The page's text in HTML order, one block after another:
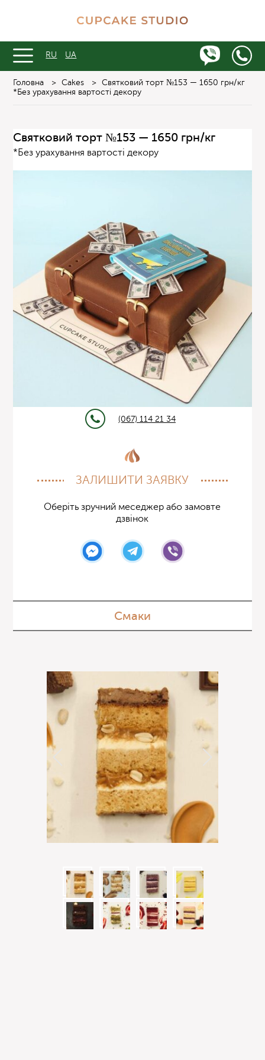
RU UA
Головна > Cakes >
Святковий торт №153 — 1650 грн/кг
*Без урахування вартості декору
Святковий торт №153 — 1650 грн/кг
*Без урахування вартості декору
(067) 114 21 34
ЗАЛИШИТИ ЗАЯВКУ
Оберіть зручний меседжер або замовте
дзвінок
Смаки